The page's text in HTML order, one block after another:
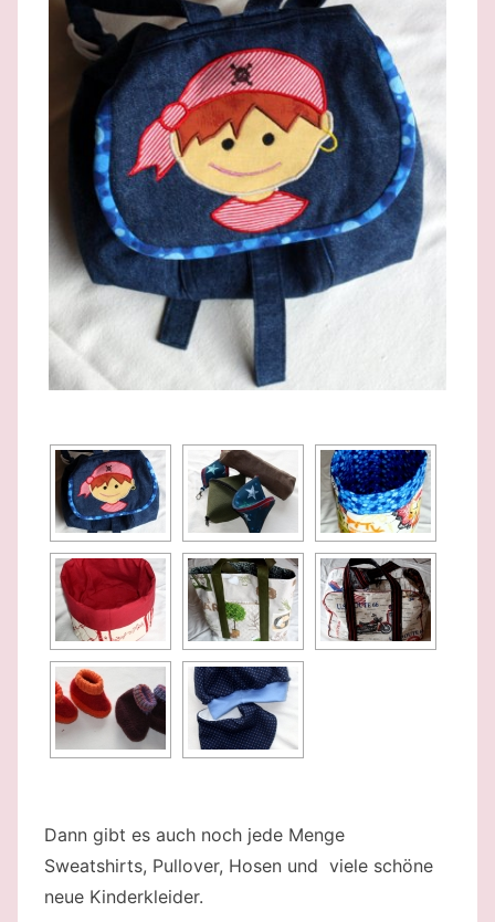
Dann gibt es auch noch jede Menge
Sweatshirts, Pullover, Hosen und viele schöne
neue Kinderkleider.